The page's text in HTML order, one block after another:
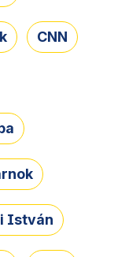
CNN
István